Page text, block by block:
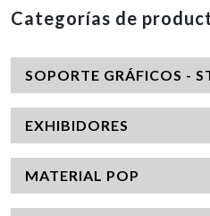
Categorías de
SOPORTE GRÁFICOS -
EXHIBIDORES
MATERIAL POP